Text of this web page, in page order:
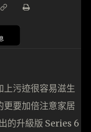
上污迹很容易滋生
更要加倍注意家居
的升級版 Series 6